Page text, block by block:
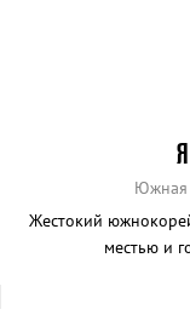
Южная
Жестокий
местью и